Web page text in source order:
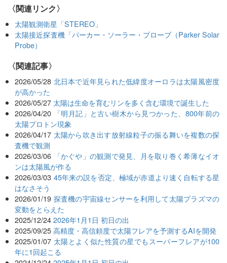
〈関連リンク〉
太陽観測衛星「STEREO」
太陽接近探査機「パーカー・ソーラー・プローブ（Parker Solar
Probe）
関連記事
2026/05/28 北日本で近年見られた低緯度オーロラは太陽風密度
が高かった
2026/05/27 太陽は生命を育むリンを多く含む環境で誕生した
2026/04/20
「明月記」と古い樹木から見つかった、800年前の
太陽プロトン現象
2026/04/17 太陽から吹き出す放射線粒子の振る舞いを複数の探
査機で観測
2026/03/06
「かぐや」の観測で発見、月を取り巻く希薄なイオ
ンは太陽風が作る
2026/03/03 45年来の説を否定、極域が赤道より速く自転する星
はなさそう
2026/01/19 探査機の宇宙線センサーを利用して太陽プラズマの
変動をとらえた
2025/12/24 2026年1月1日 初日の出
2025/09/25 高精度・高信頼度で太陽フレアを予測するAIを開発
2025/01/07 太陽とよく似た性質の星でもスーパーフレアが100
年に1回起こる